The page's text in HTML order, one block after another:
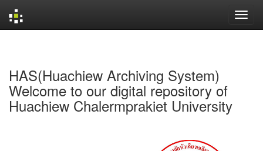
HAS(Huachiew Archiving System)
Welcome to our digital repository of
Huachiew Chalermprakiet University